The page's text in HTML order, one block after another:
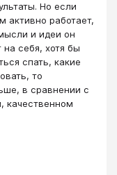
Но если
активно работает,
и идеи он
себя, хотя бы
спать, какие
то
в сравнении с
качественном